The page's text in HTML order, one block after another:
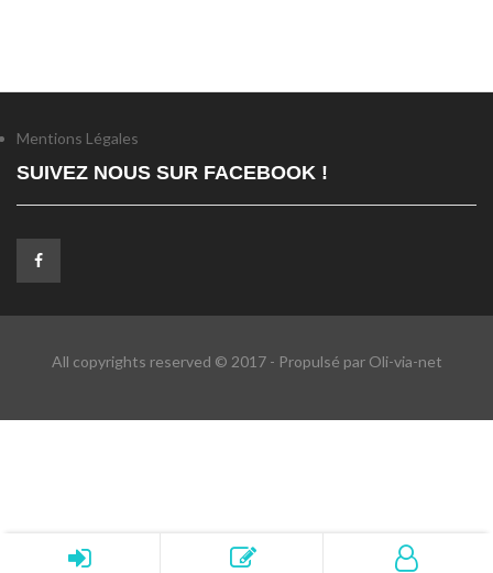
Mentions Légales
SUIVEZ NOUS SUR FACEBOOK !
All copyrights reserved © 2017 - Propulsé par Oli-via-net